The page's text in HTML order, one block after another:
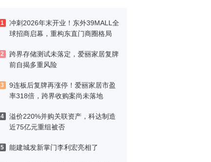
1
冲刺2026年末开业！东外39MALL全
球招商启幕，重构东直门商圈格局
2
跨界存储测试未落定，爱丽家居复牌
前自揭多重风险
3
9连板后复牌再涨停！爱丽家居市盈
率318倍，跨界收购案尚未落地
4
溢价220%并购关联资产，科达制造
近75亿元重组被否
5 能建城发新掌门李利宏亮相了